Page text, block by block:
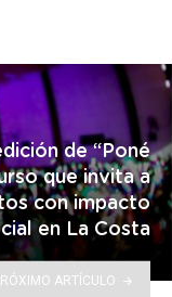
de “Poné
que invita a
con impacto
en La Costa
ARTÍCULO